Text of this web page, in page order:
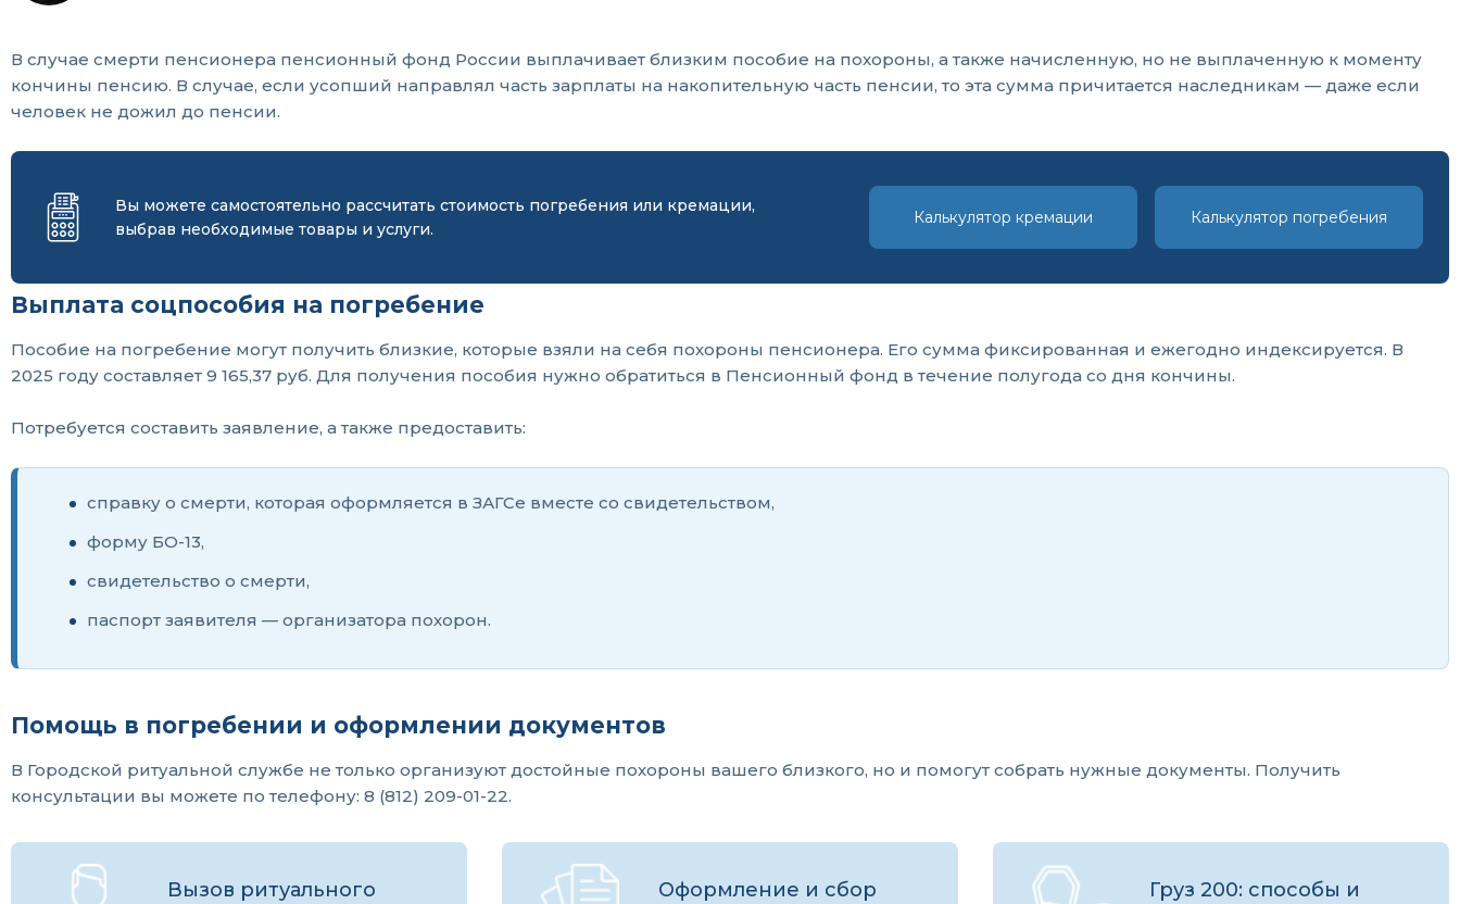
В случае смерти пенсионера пенсионный фонд России выплачивает близким пособие на похороны, а также начисленную, но не выплаченную к моменту
кончины пенсию. В случае, если усопший направлял часть зарплаты на накопительную часть пенсии, то эта сумма причитается наследникам — даже если
человек не дожил до пенсии.
Вы можете самостоятельно рассчитать стоимость погребения или кремации,
выбрав необходимые товары и услуги.
Калькулятор кремации Калькулятор погребения
Выплата соцпособия на погребение
Пособие на погребение могут получить близкие, которые взяли на себя похороны пенсионера. Его сумма фиксированная и ежегодно индексируется. В
2025 году составляет 9 165,37 руб. Для получения пособия нужно обратиться в Пенсионный фонд в течение полугода со дня кончины.
Потребуется составить заявление, а также предоставить:
справку о смерти, которая оформляется в ЗАГСе вместе со свидетельством,
форму БО-13,
свидетельство о смерти,
паспорт заявителя — организатора похорон.
Помощь в погребении и оформлении документов
В Городской ритуальной службе не только организуют достойные похороны вашего близкого, но и помогут собрать нужные документы. Получить
консультации вы можете по телефону: 8 (812) 209-01-22.
Вызов ритуального
Оформление и сбор
Груз 200: способы и